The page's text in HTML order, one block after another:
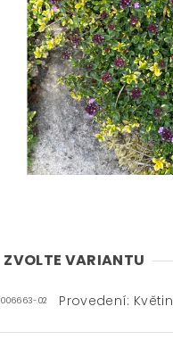
ZVOLTE VARIANTU
006663-02 Provedení: